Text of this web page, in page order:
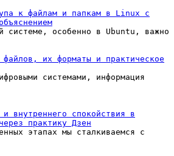
к файлам и папкам в Linux с
системе, особенно в Ubuntu, важно
файлов, их форматы и практическое
системами, информация
и внутреннего спокойствия в
практику Дзен
этапах мы сталкиваемся с